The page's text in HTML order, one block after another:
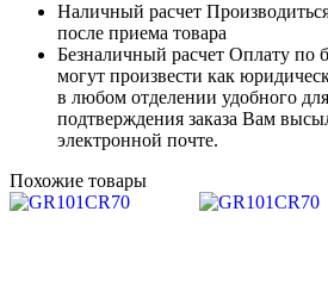
Наличный расчет
после приема товара
Безналичный расчет Оплату по
могут произвести как
в любом отделении удобного
подтверждения заказа Вам
электронной почте.
Похожие товары